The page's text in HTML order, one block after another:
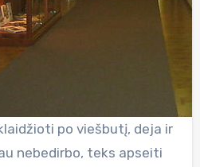
po viešbutį, deja ir
nebedirbo, teks apseiti